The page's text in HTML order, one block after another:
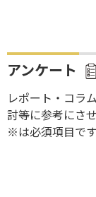
アンケート
レポート・コラ
討等に参考にさ
※は必須項目です